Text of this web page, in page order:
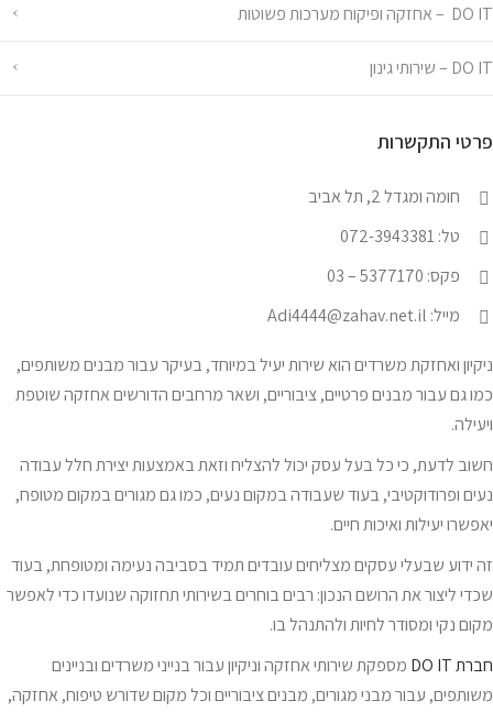
DO IT – אחזקה ופיקוח מערכות פשוטות
DO IT – שירותי גינון
פרטי התקשרות
חומה ומגדל 2, תל אביב
טל: 072-3943381
פקס: 5377170 – 03
מייל: Adi4444@zahav.net.il
ניקיון ואחזקת משרדים הוא שירות יעיל במיוחד, בעיקר עבור מבנים משותפים,
כמו גם עבור מבנים פרטיים, ציבוריים, ושאר מרחבים הדורשים אחזקה שוטפת
ויעילה.
חשוב לדעת, כי כל בעל עסק יכול להצליח וזאת באמצעות יצירת חלל עבודה
נעים ופרודוקטיבי, בעוד שעבודה במקום נעים, כמו גם מגורים במקום מטופח,
יאפשרו יעילות ואיכות חיים.
זה ידוע שבעלי עסקים מצליחים עובדים תמיד בסביבה נעימה ומטופחת, בעוד
שכדי ליצור את הרושם הנכון: רבים בוחרים בשירותי תחזוקה שנועדו כדי לאפשר
מקום נקי ומסודר לחיות ולהתנהל בו.
חברת DO IT
מספקת שירותי אחזקה וניקיון עבור בנייני משרדים ובניינים
משותפים, עבור מבני מגורים, מבנים ציבוריים וכל מקום שדורש טיפוח, אחזקה,